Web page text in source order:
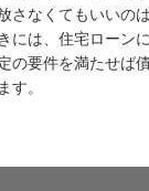
さなくてもいいの
には、住宅ローン
の要件を満たせば
す。